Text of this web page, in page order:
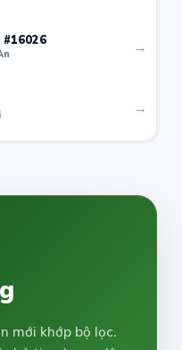
→
→
mới khớp bộ lọc.